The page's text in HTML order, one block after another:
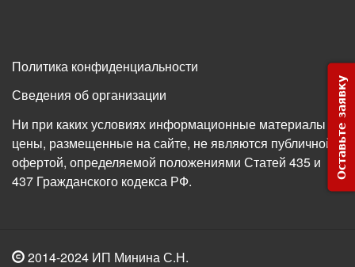
Политика конфиденциальности
Сведения об организации
Ни при каких условиях информационные материалы и
цены, размещенные на сайте, не являются публичной
офертой, определяемой положениями Статей 435 и
437 Гражданского кодекса РФ.
2014-2024 ИП Минина С.Н.
Оставьте заявку